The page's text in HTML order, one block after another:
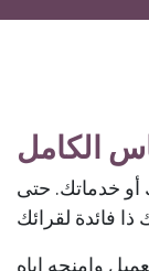
الكامل
أو خدماتك. حتى